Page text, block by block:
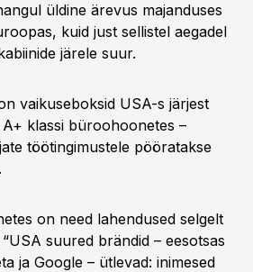
üldine ärevus majanduses
kuid just sellistel aegadel
järele suur.
vaikuseboksid USA-s järjest
klassi büroohoonetes –
töötingimustele pööratakse
on need lahendused selgelt
suured brändid – eesotsas
ja Google – ütlevad: inimesed